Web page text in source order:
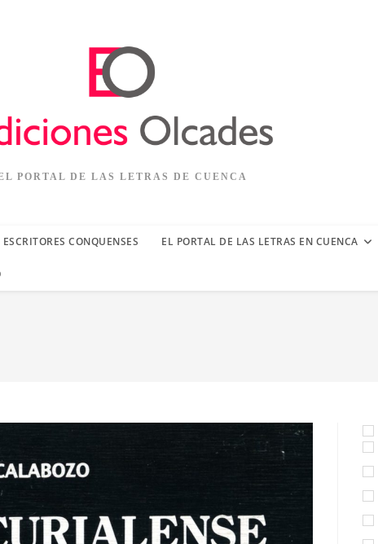
PORTAL DE LAS LETRAS DE CUENCA
CONQUENSES EL PORTAL DE LAS LETRAS EN CUENCA